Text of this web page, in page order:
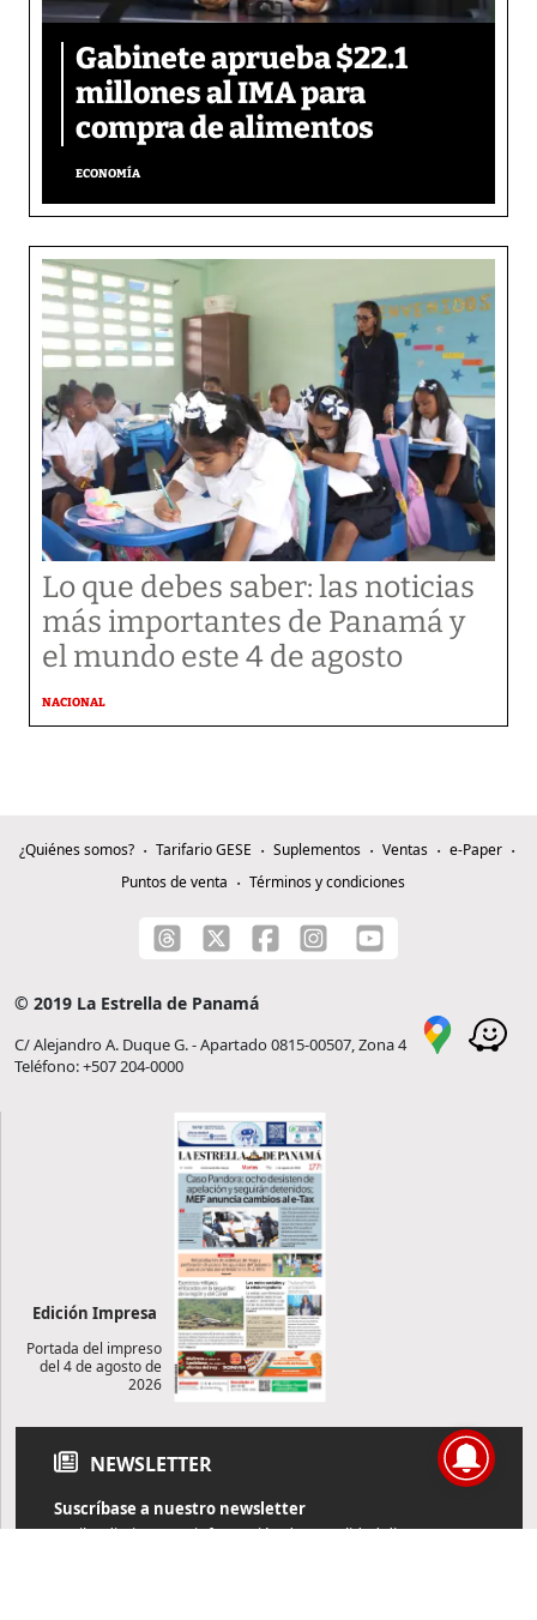
Gabinete aprueba $22.1
millones al IMA para
compra de alimentos
ECONOMÍA
Lo que debes saber: las noticias
más importantes de Panamá y
el mundo este 4 de agosto
NACIONAL
¿Quiénes somos? Tarifario GESE Suplementos Ventas
e-Paper
Puntos de venta
Términos y condiciones
© 2019 La Estrella de Panamá
C/ Alejandro A. Duque G. - Apartado 0815-00507, Zona 4
Teléfono: +507 204-0000
Edición Impresa
Portada del impreso
del 4 de agosto de
2026
NEWSLETTER
Suscríbase a nuestro newsletter
Reciba diariamente información de actualidad directamente en